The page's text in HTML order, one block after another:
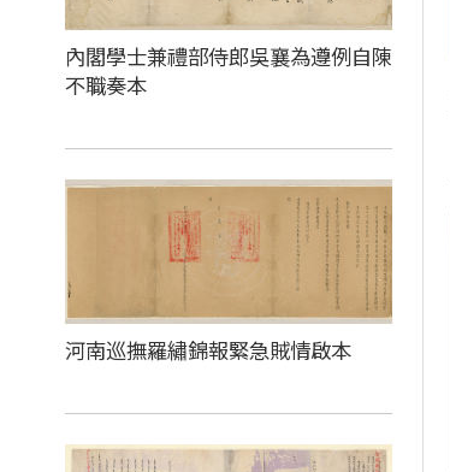
內閣學士兼禮部侍郎吳襄為遵例自陳
不職奏本
河南巡撫羅繡錦報緊急賊情啟本